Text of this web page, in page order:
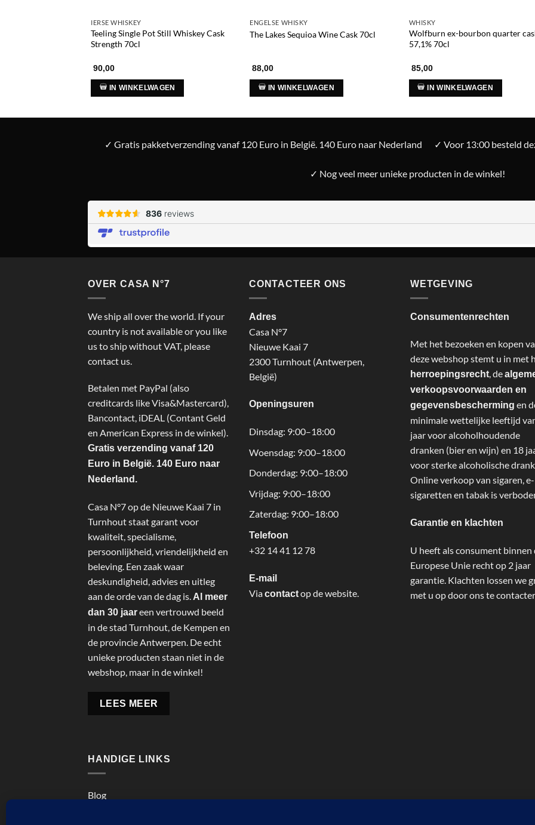
IERSE WHISKEY
Teeling Single Pot Still Whiskey Cask
Strength 70cl
90,00
IN WINKELWAGEN
ENGELSE WHISKY
The Lakes Sequioa Wine Cask 70cl
88,00
IN WINKELWAGEN
WHISKY
Wolfburn ex-bourbon quarter
57,1% 70cl
85,00
IN WINKELWAGEN
✓ Gratis pakketverzending vanaf 120 Euro in België. 140 Euro naar Nederland ✓ Voor 13:00 besteld
✓ Nog veel meer unieke producten in de winkel!
OVER CASA N°7
We ship all over the world. If your
country is not available or you like
us to ship without VAT, please
contact us.
Betalen met PayPal (also
creditcards like Visa&Mastercard),
Bancontact, iDEAL (Contant Geld
en American Express in de winkel).
Gratis verzending vanaf 120
Euro in België. 140 Euro naar
Nederland.
Casa N°7 op de Nieuwe Kaai 7 in
Turnhout staat garant voor
kwaliteit, specialisme,
persoonlijkheid, vriendelijkheid en
beleving. Een zaak waar
deskundigheid, advies en uitleg
aan de orde van de dag is. Al meer
dan 30 jaareen vertrouwd beeld
in de stad Turnhout, de Kempen en
de provincie Antwerpen. De echt
unieke producten staan niet in de
webshop, maar in de winkel!
LEES MEER
CONTACTEER ONS
Adres
Casa N°7
Nieuwe Kaai 7
2300 Turnhout (Antwerpen,
België)
Openingsuren
Dinsdag: 9:00–18:00
Woensdag: 9:00–18:00
Donderdag: 9:00–18:00
Vrijdag: 9:00–18:00
Zaterdag: 9:00–18:00
Telefoon
+32 14 41 12 78
E-mail
Viacontactop de website.
WETGEVING
Consumentenrechten
Met het bezoeken en kopen
deze webshop stemt u in met
herroepingsrecht, de
verkoopsvoorwaarden en
gegevensbescherming en
minimale wettelijke leeftijd
jaar voor alcoholhoudende
dranken (bier en wijn) en 18
voor sterke alcoholische
Online verkoop van sigaren, e-
sigaretten en tabak is
Garantie en klachten
U heeft als consument binnen
Europese Unie recht op 2 jaar
garantie. Klachten lossen we
met u op door ons te
HANDIGE LINKS
Blog